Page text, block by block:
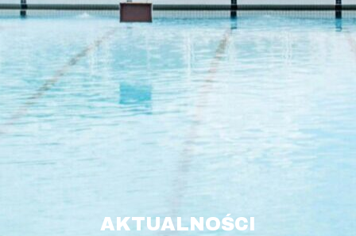
AKTUALNOŚCI